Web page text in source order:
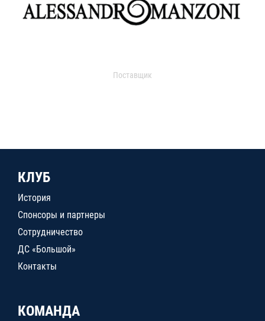
Поставщик
КЛУБ
История
Спонсоры и партнеры
Сотрудничество
ДС «Большой»
Контакты
КОМАНДА